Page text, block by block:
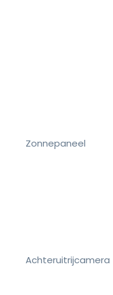
Zonnepaneel
Achteruitrijcamera